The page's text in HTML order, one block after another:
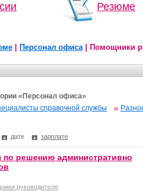
Резюме
Персонал офиса| Помощники
«Персонал офиса»
справочной службы
дате зарплате
по решению административно
руководителя